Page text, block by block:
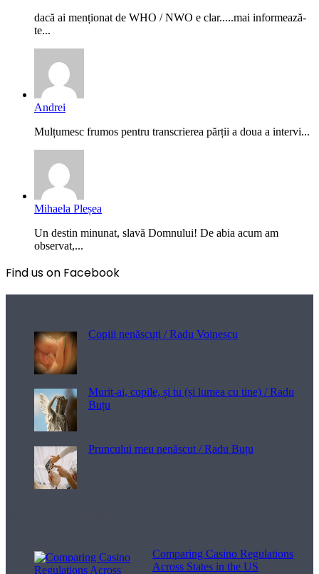
dacă ai menționat de WHO / NWO e clar.....mai informează-
te...
Andrei
Mulțumesc frumos pentru transcrierea părții a doua a intervi...
Mihaela Pleșea
Un destin minunat, slavă Domnului! De abia acum am
observat,...
Find us on Facebook
Copiii nenăscuți / Radu Voinescu
Murit-ai, copile, și tu (și lumea cu tine) / Radu
Buțu
Pruncului meu nenăscut / Radu Buțu
Comparing Casino Regulations
Across States in the US